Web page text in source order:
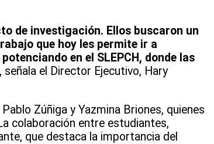
de investigación. Ellos buscaron un
que hoy les permite ir a
en el SLEPCH, donde las
señala el Director Ejecutivo, Hary
Zúñiga y Yazmina Briones, quienes
colaboración entre estudiantes,
que destaca la importancia del